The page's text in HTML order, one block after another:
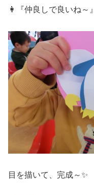
👩『仲良しで良いね～』
目を描いて、完成～✨